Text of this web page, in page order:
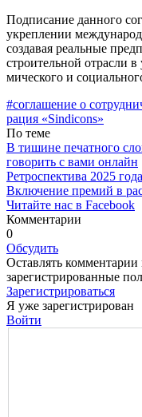
Подписание данного
укрепле­нии
создавая реаль­ные
строительной отрасли
мического и
#cоглашение о
рация «Sindicons»
По теме
В тишине печатного
говорить с вами онлайн
Ретроспектива 2025
Включение премий в
Читайте нас в Facebook
Комментарии
0
Обсудить
Оставлять комментарии
зарегистрированные
Зарегистрироваться
Я уже зарегистрирован
Войти